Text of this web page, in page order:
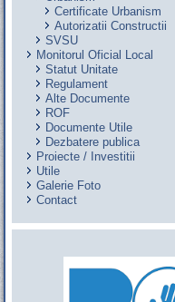
Certificate Urbanism
Autorizatii Constructii
SVSU
Monitorul Oficial Local
Statut Unitate
Regulament
Alte Documente
ROF
Documente Utile
Dezbatere publica
Proiecte / Investitii
Utile
Galerie Foto
Contact